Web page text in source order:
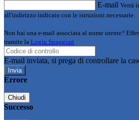
E-mail Verrà
all'indirizzo indicato con le istruzioni necessarie.
Non hai una e-mail associata al nome utente?
tramite la Login Spaggiari
E-mail inviata, si prega di controllare la
Errore
Chiudi
Successo